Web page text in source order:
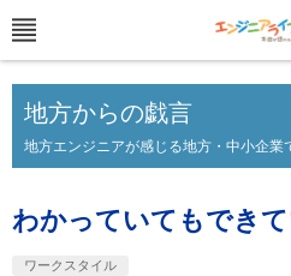
地方からの戯言
地方エンジニアが感じる地方・中小企業
わかっていてもでき
ワークスタイル